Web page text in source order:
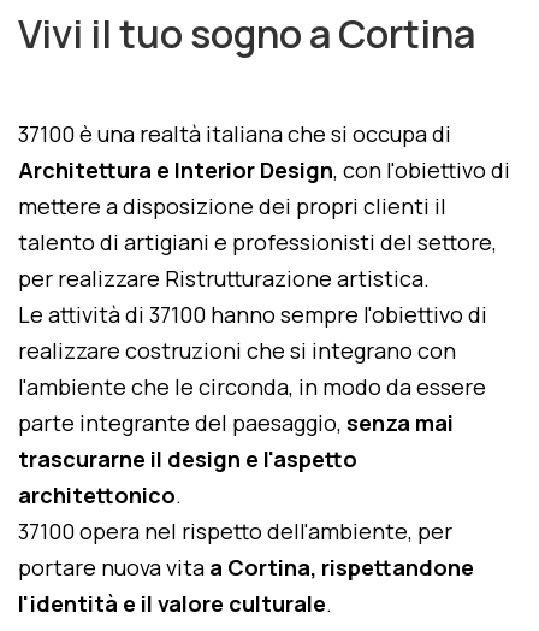
Vivi il tuo sogno a Cortina
37100 è una realtà italiana che si occupa di
Architettura e Interior Design, con l'obiettivo di
mettere a disposizione dei propri clienti il
talento di artigiani e professionisti del settore,
per realizzare Ristrutturazione artistica.
Le attività di 37100 hanno sempre l'obiettivo di
realizzare costruzioni che si integrano con
l'ambiente che le circonda, in modo da essere
parte integrante del paesaggio, senza mai
trascurarne il design e l'aspetto
architettonico.
37100 opera nel rispetto dell'ambiente, per
portare nuova vita a Cortina, rispettandone
l'identità e il valore culturale.